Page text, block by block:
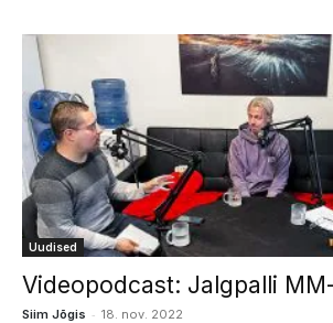
Uudised
Videopodcast: Jalgpalli
Siim Jõgis - 18. nov. 2022